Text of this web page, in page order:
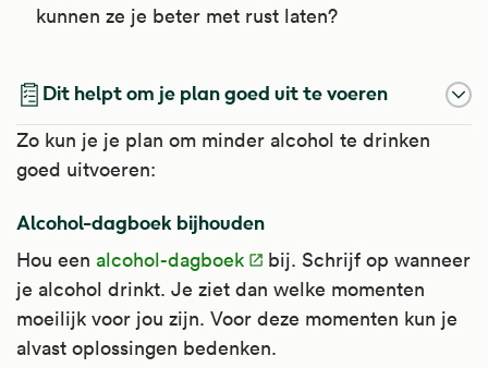
kunnen ze je beter met rust laten?
Dit helpt om je plan goed uit te voeren
Zo kun je je plan om minder alcohol te drinken
goed uitvoeren:
Alcohol-dagboek bijhouden
Hou een alcohol-dagboek
bij. Schrijf op wanneer
je alcohol drinkt. Je ziet dan welke momenten
moeilijk voor jou zijn. Voor deze momenten kun je
alvast oplossingen bedenken.